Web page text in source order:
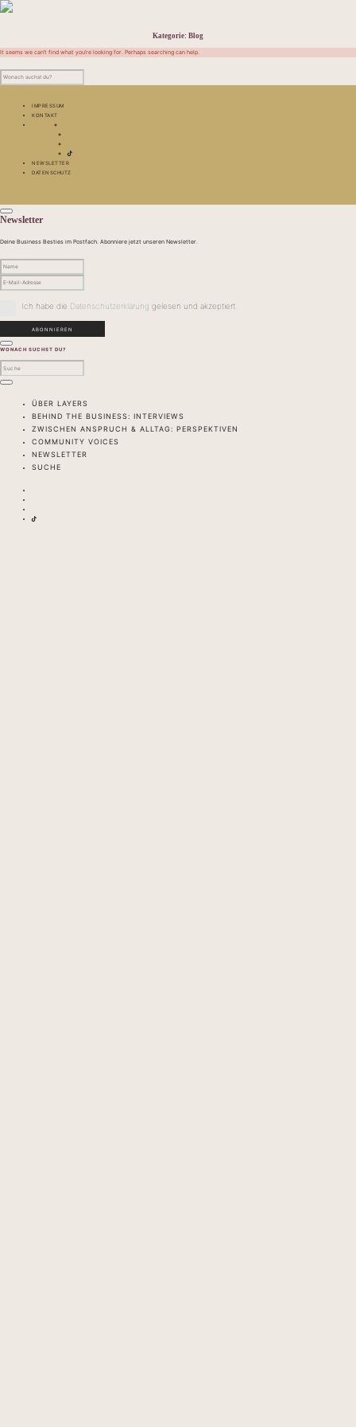
Kategorie: Blog
It seems we can’t find what you’re looking for. Perhaps searching can help.
IMPRESSUM
KONTAKT
NEWSLETTER
DATENSCHUTZ
Newsletter
Deine Business Besties im Postfach. Abonniere jetzt unseren Newsletter.
Ich habe die Datenschutzerklärung gelesen und akzeptiert.
WONACH SUCHST DU?
ÜBER LAYERS
BEHIND THE BUSINESS: INTERVIEWS
ZWISCHEN ANSPRUCH & ALLTAG: PERSPEKTIVEN
COMMUNITY VOICES
NEWSLETTER
SUCHE